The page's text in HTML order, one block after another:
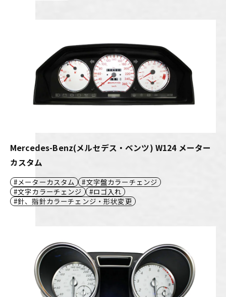
Mercedes-Benz(メルセデス・ベンツ) W124 メーター
カスタム
メーターカスタム
文字盤カラーチェンジ
文字カラーチェンジ
ロゴ入れ
針、指針カラーチェンジ・形状変更